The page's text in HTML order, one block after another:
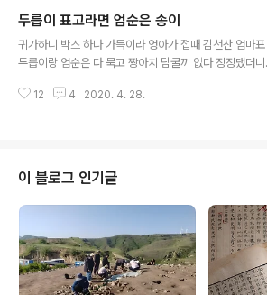
지 말고 머물러 달란 뜻으로 혼용하기도 하지만 별리別離
없는 留가 가당키나 하겠는가? 그래서 떠나는 사람한텐 버
드나무 가지를 꺾어 다시 만나잔 기약하곤 했다. 그걸 받은
내 패대기치지 아니했겠는가? 혹 머리 갓끈에 꽂았을 수도
두릅이 표고라면 엄순은 송이
귀가하니 박스 하나 가득이라 엉아가 접때 김천산 엄마표
두릅이랑 엄순은 다 묵고 짱아치 담굴끼 없다 징징댔더니
릅은 좀 마이 피어 짱아치로 적당한 거랑 갓순이랑 갈라놨
12 4 2020. 4. 28.
이 블로그 인기글